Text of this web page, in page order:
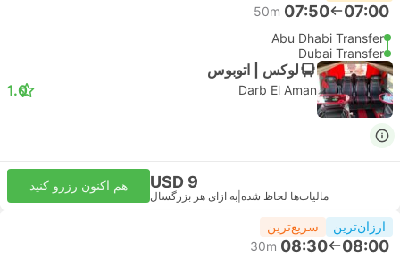
07:00
07:50
50m
Abu Dhabi Transfer
Dubai Transfer
لوکس | اتوبوس
Darb El Aman
1.0
USD 9
مالیات‌ها لحاظ شده به ازای هر بزرگسال
هم اکنون رزرو کنید
ارزان‌ترین سریع‌ترین
08:00
08:30
30m